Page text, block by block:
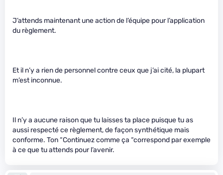
J’attends maintenant une action de l’équipe pour l’application
du règlement.
Et il n’y a rien de personnel contre ceux que j’ai cité, la plupart
m’est inconnue.
Il n’y a aucune raison que tu laisses ta place puisque tu as
aussi respecté ce règlement, de façon synthétique mais
conforme. Ton “Continuez comme ça “correspond par exemple
à ce que tu attends pour l’avenir.